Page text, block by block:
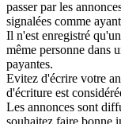
passer par les
signalées comme
Il n'est enregistré
même personne dans
payantes.
Evitez d'écrire votre
d'écriture est
Les annonces sont
souhaitez faire bonne